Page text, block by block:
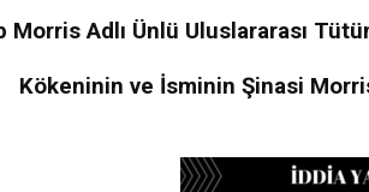
Morris Adlı Ünlü Uluslararası
Kökeninin ve İsminin Şinasi